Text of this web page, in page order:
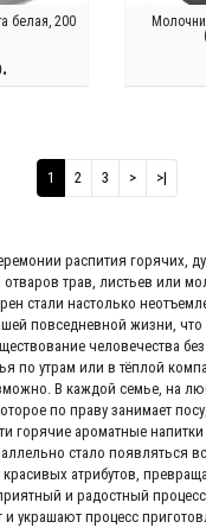
белая, 200
1 2 3 > >|
распития горячих,
отваров трав, листьев или
стали настолько
повседневной жизни, что
человечества
по утрам или в тёплой
В каждой семье, на
по праву занимает
горячие ароматные напитки
стало появляться
атрибутов,
и радостный
украшают процесс